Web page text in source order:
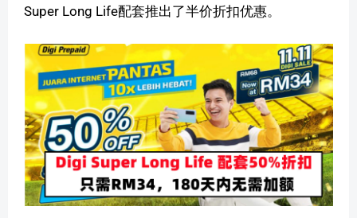
Super Long Life配套推出了半价折扣优惠。